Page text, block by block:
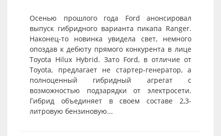
Осенью прошлого года Ford анонсировал
выпуск гибридного варианта пикапа Ranger.
Наконец-то новинка увидела свет, немного
опоздав к дебюту прямого конкурента в лице
Toyota Hilux Hybrid. Зато Ford, в отличие от
Toyota, предлагает не стартер-генератор, а
полноценный гибридный агрегат с
возможностью подзарядки от электросети.
Гибрид объединяет в своем составе 2,3-
литровую бензиновую...